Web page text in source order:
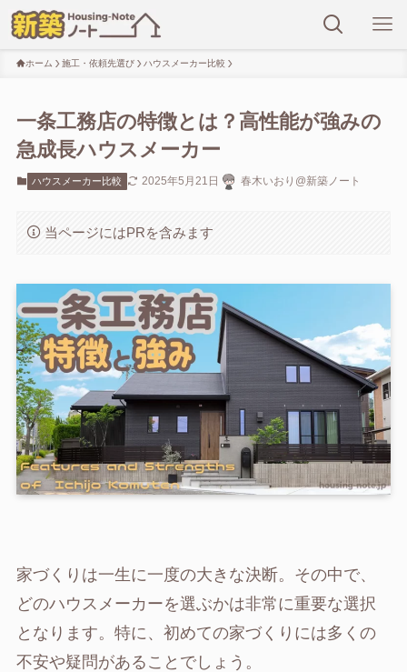
ホーム 施工・依頼先選び ハウスメーカー比較
一条工務店の特徴とは？高性能が強みの
急成長ハウスメーカー
ハウスメーカー比較 2025年5月21日 春木いおり@新築ノート
当ページにはPRを含みます
家づくりは一生に一度の大きな決断。その中で、
どのハウスメーカーを選ぶかは非常に重要な選択
となります。特に、初めての家づくりには多くの
不安や疑問があることでしょう。